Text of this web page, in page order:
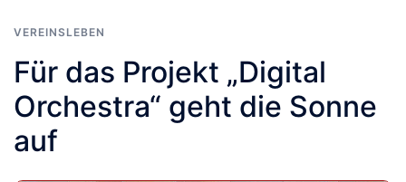
VEREINSLEBEN
Für das Projekt „Digital
Orchestra“ geht die Sonne
auf